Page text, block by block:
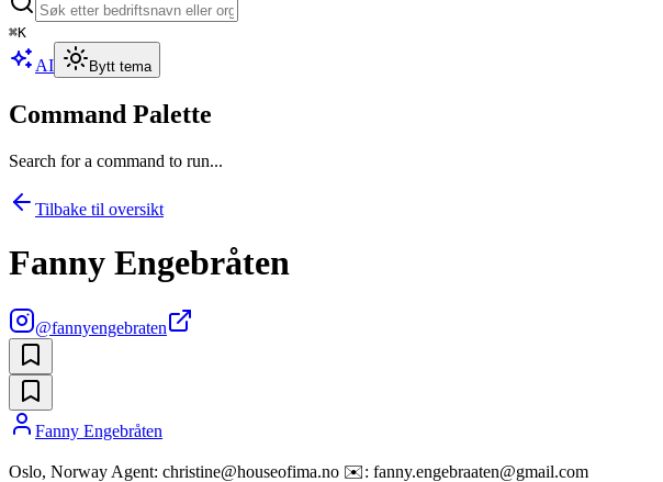
⌘K
AI Bytt tema
Command Palette
Search for a command to run...
Tilbake til oversikt
Fanny Engebråten
@fannyengebraten
Fanny Engebråten
Oslo, Norway Agent: christine@houseofima.no ✉️: fanny.engebraaten@gmail.com